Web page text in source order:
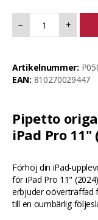
Pipetto
iPad Pro 11"
Förhöj din iPad-
för iPad Pro 11"
erbjuder oöverträffad
till en oumbärlig
− +
Artikelnummer:
EAN: 810270029447